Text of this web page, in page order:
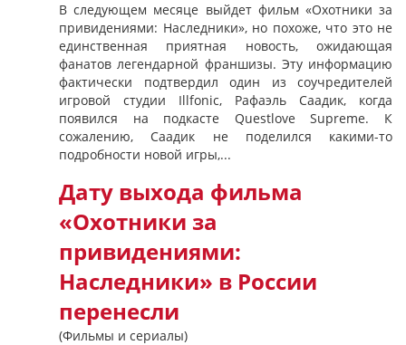
В следующем месяце выйдет фильм «Охотники за
привидениями: Наследники», но похоже, что это не
единственная приятная новость, ожидающая
фанатов легендарной франшизы. Эту информацию
фактически подтвердил один из соучредителей
игровой студии Illfonic, Рафаэль Саадик, когда
появился на подкасте Questlove Supreme. К
сожалению, Саадик не поделился какими-то
подробности новой игры,...
Дату выхода фильма
«Охотники за
привидениями:
Наследники» в России
перенесли
(Фильмы и сериалы)